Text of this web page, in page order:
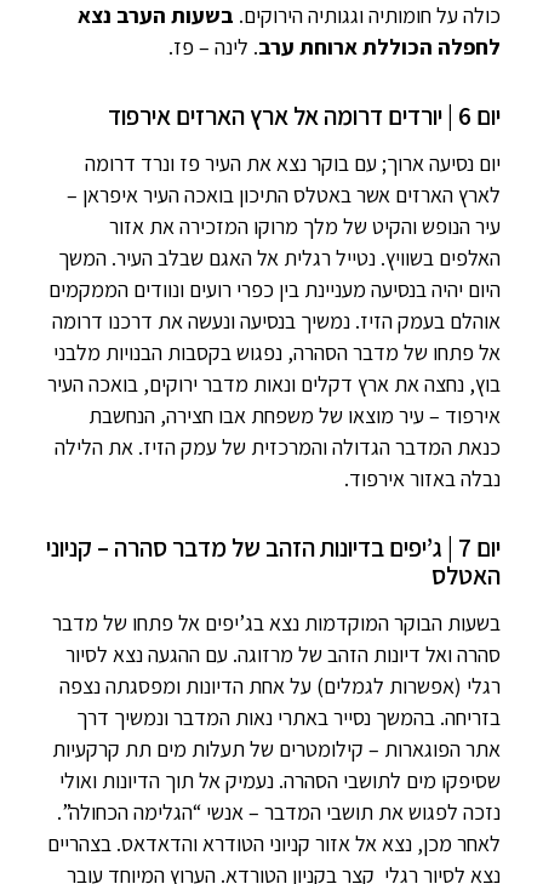
כולה על חומותיה וגגותיה הירוקים. בשעות הערב נצא
לחפלה הכוללת ארוחת ערב. לינה – פז.
יום 6 | יורדים דרומה אל ארץ הארזים אירפוד
יום נסיעה ארוך; עם בוקר נצא את העיר פז ונרד דרומה
לארץ הארזים אשר באטלס התיכון בואכה העיר איפראן –
עיר הנופש והקיט של מלך מרוקו המזכירה את אזור
האלפים בשוויץ. נטייל רגלית אל האגם שבלב העיר. המשך
היום יהיה בנסיעה מעניינת בין כפרי רועים ונוודים הממקמים
אוהלם בעמק הזיז. נמשיך בנסיעה ונעשה את דרכנו דרומה
אל פתחו של מדבר הסהרה, נפגוש בקסבות הבנויות מלבני
בוץ, נחצה את ארץ דקלים ונאות מדבר ירוקים, בואכה העיר
אירפוד – עיר מוצאו של משפחת אבו חצירה, הנחשבת
כנאת המדבר הגדולה והמרכזית של עמק הזיז. את הלילה
נבלה באזור אירפוד.
יום 7 | ג’יפים בדיונות הזהב של מדבר סהרה – קניוני
האטלס
בשעות הבוקר המוקדמות נצא בג’יפים אל פתחו של מדבר
סהרה ואל דיונות הזהב של מרזוגה. עם ההגעה נצא לסיור
רגלי (אפשרות לגמלים) על אחת הדיונות ומפסגתה נצפה
בזריחה. בהמשך נסייר באתרי נאות המדבר ונמשיך דרך
אתר הפוגארות – קילומטרים של תעלות מים תת קרקעיות
שסיפקו מים לתושבי הסהרה. נעמיק אל תוך הדיונות ואולי
נזכה לפגוש את תושבי המדבר – אנשי “הגלימה הכחולה”.
לאחר מכן, נצא אל אזור קניוני הטודרא והדאדאס. בצהריים
נצא לסיור רגלי קצר בקניון הטורדא. הערוץ המיוחד עובר